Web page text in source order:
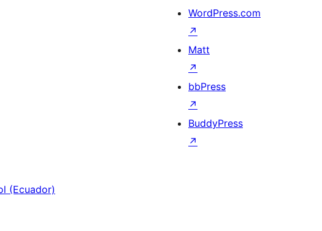
WordPress.com
↗
Matt
↗
bbPress
↗
BuddyPress
↗
(Ecuador)